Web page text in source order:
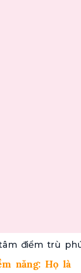
điểm trù
năng: Họ là